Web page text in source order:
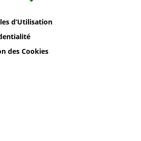
d’Utilisation
des Cookies